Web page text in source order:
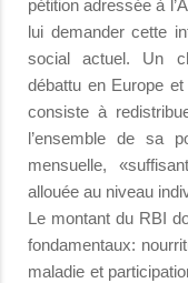
pétition adressée à
lui demander cette
social actuel. Un
débattu en Europe
consiste à
l’ensemble de sa
mensuelle,
allouée au niveau
Le montant du RBI
fondamentaux:
maladie et